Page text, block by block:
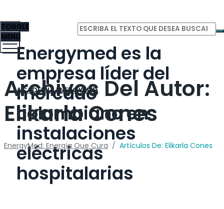
Energymed es la
empresa líder del
mercado
colombiano en
instalaciones
eléctricas
hospitalarias
ACADEMIA ENERGYMED
TOGGLE
MENU
Archivos Del Autor:
Elikarla Cones
EnergyMed: Energía Que Cura / Artículos De: Elikarla Cones